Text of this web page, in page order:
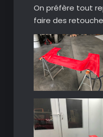
On préfère tout
faire des